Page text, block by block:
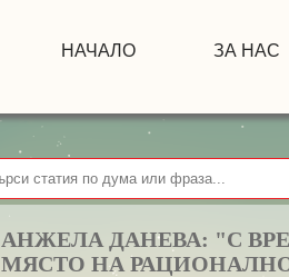
НАЧАЛО ЗА НАС
АНЖЕЛА ДАНЕВА: "С
МЯСТО НА